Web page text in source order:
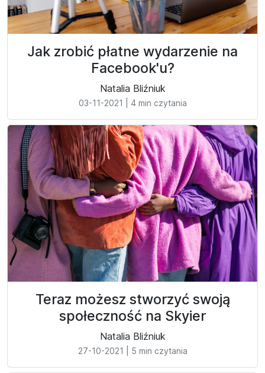
Jak zrobić płatne wydarzenie na
Facebook'u?
Natalia Bliźniuk
03-11-2021 4 min czytania
Teraz możesz stworzyć swoją
społeczność na Skyier
Natalia Bliźniuk
27-10-2021 5 min czytania